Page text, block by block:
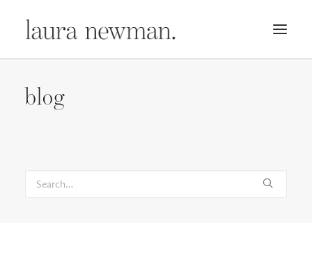
PORTFOLIO
PREMADES
NEWS
blog